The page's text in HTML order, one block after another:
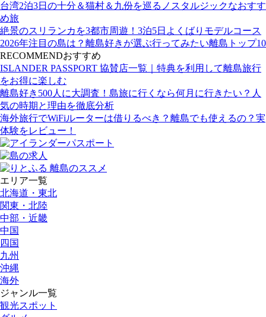
台湾2泊3日の十分＆猫村＆九份を巡るノスタルジックなおすす
め旅
絶景のスリランカを3都市周遊！3泊5日よくばりモデルコース
2026年注目の島は？離島好きが選ぶ行ってみたい離島トップ10
RECOMMENDおすすめ
ISLANDER PASSPORT 協賛店一覧｜特典を利用して離島旅行
をお得に楽しむ
離島好き500人に大調査！島旅に行くなら何月に行きたい？人
気の時期と理由を徹底分析
海外旅行でWiFiルーターは借りるべき？離島でも使えるの？実
体験をレビュー！
エリア一覧
北海道・東北
関東・北陸
中部・近畿
中国
四国
九州
沖縄
海外
ジャンル一覧
観光スポット